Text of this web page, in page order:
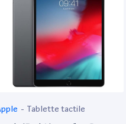
- Tablette tactile